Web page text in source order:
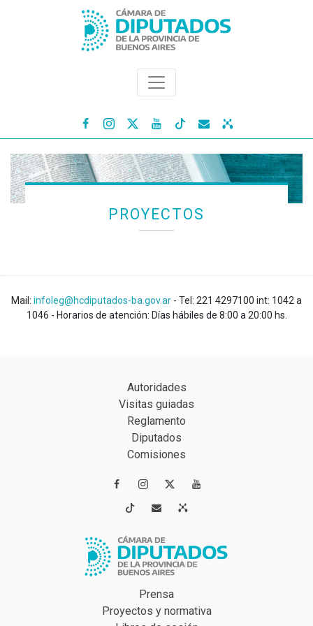
   
PROYECTOS
Mail: infoleg@hcdiputados-ba.gov.ar - Tel: 221 4297100 int: 1042 a
1046 - Horarios de atención: Días hábiles de 8:00 a 20:00 hs.
Autoridades
Visitas guiadas
Reglamento
Diputados
Comisiones
 
 
Prensa
Proyectos y normativa